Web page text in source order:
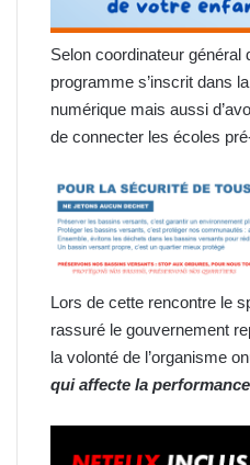
Selon coordinateur
programme s’inscrit dans
numérique mais aussi
de connecter les écoles
Lors de cette rencontre le
rassuré le gouvernement
la volonté de l’organisme
qui affecte la